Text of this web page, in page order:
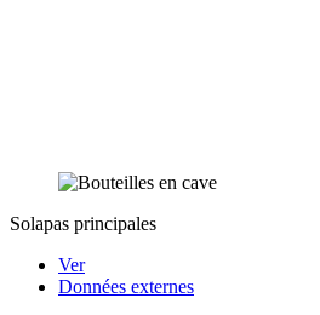
Solapas principales
Ver
Données externes